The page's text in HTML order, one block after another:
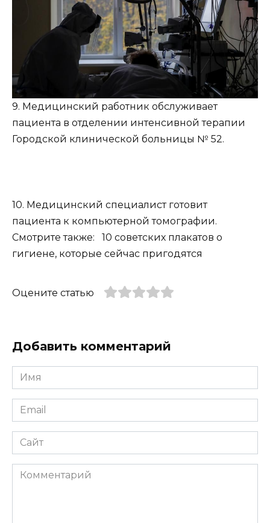
9. Медицинский работник обслуживает
пациента в отделении интенсивной терапии
Городской клинической больницы № 52.
10. Медицинский специалист готовит
пациента к компьютерной томографии.
Смотрите также: 10 советских плакатов о
гигиене, которые сейчас пригодятся
Оцените статью
Добавить комментарий
Имя
*
Email
*
Сайт
Комментарий